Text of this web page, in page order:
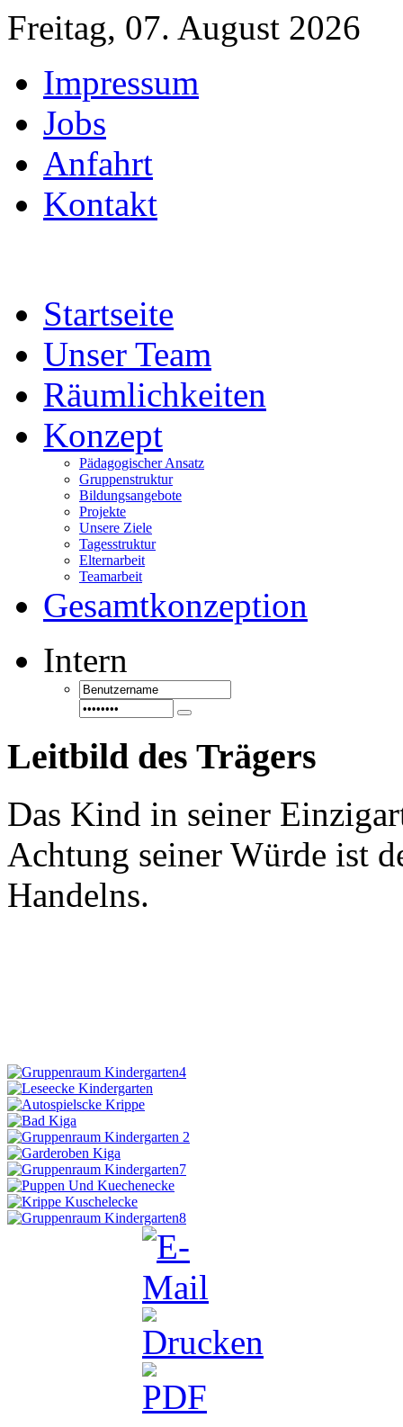
Freitag, 07. August 2026
Impressum
Jobs
Anfahrt
Kontakt
Startseite
Unser Team
Räumlichkeiten
Konzept
Pädagogischer Ansatz
Gruppenstruktur
Bildungsangebote
Projekte
Unsere Ziele
Tagesstruktur
Elternarbeit
Teamarbeit
Gesamtkonzeption
Intern
Leitbild des Trägers
Das Kind in seiner
Achtung seiner Würde ist
Handelns.